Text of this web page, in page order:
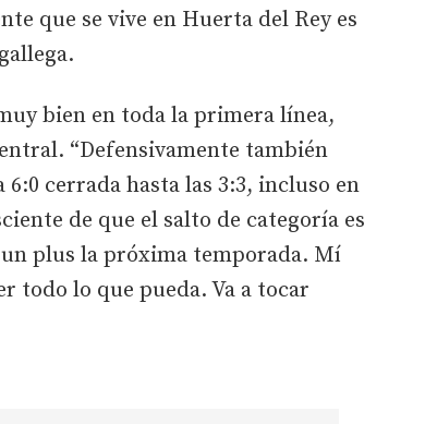
que se vive en Huerta del Rey es
bien en toda la primera línea,
“Defensivamente también
cerrada hasta las 3:3, incluso en
de que el salto de categoría es
plus la próxima temporada. Mí
todo lo que pueda. Va a tocar